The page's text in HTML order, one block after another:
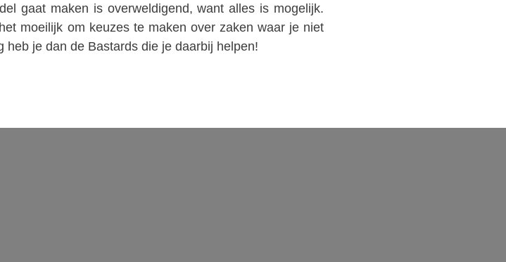
gaat maken is overweldigend, want alles is mogelijk.
moeilijk om keuzes te maken over zaken waar je niet
heb je dan de Bastards die je daarbij helpen!